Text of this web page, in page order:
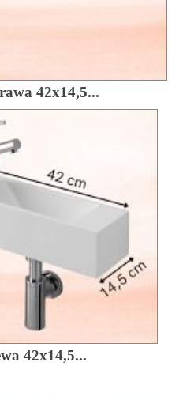
42x14,5...
42x14,5...